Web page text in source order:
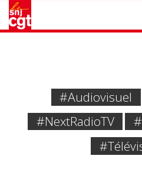
#Audiovisuel
#NextRadioTV